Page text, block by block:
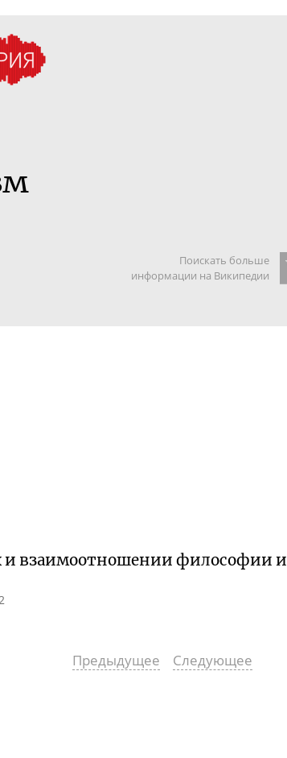
Поискать больше
информации на Википедии
и взаимоотношении философии и
Предыдущее Следующее